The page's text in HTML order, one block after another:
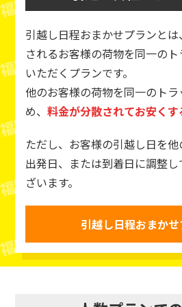
引越し日程おまかせプランと
されるお客様の荷物を同一の
いただくプランです。
他のお客様の荷物を同一のト
め、料金が分散されてお安く
ただし、お客様の引越し日を
出発日、または到着日に調整
ざいます。
引越し日程おまか